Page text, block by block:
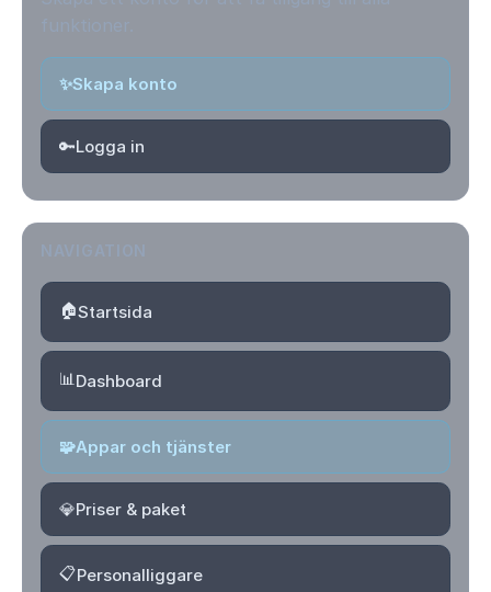
✨Skapa konto
🔑Logga in
🏠Startsida
📊Dashboard
🧩Appar och tjänster
💎Priser & paket
📋Personalliggare